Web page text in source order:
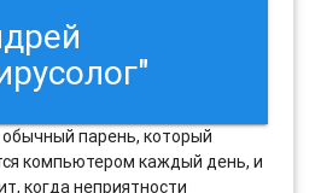
парень, который
компьютером каждый день, и
когда неприятности